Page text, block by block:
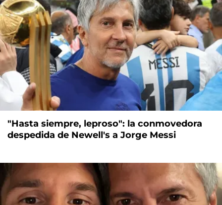
"Hasta siempre, leproso": la conmovedora
despedida de Newell's a Jorge Messi